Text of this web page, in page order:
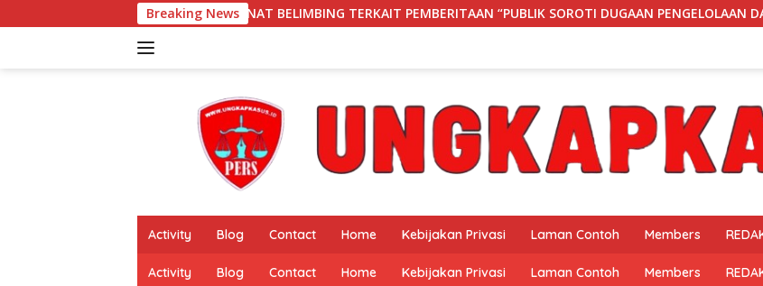
ke
Breaking News
BELIMBING TERKAIT PEMBERITAAN “PUBLIK SOROTI DUGAAN PENGELOLAAN DANA BOS DI SMK NEGERI 1
Activity Blog Contact Home Kebijakan Privasi Laman Contoh Members
Activity Blog Contact Home Kebijakan Privasi Laman Contoh Members